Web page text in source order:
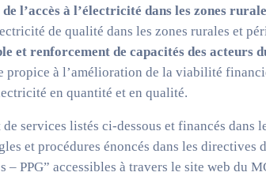
l’accès à l’électricité dans les zones
de qualité dans les zones rurales et
et renforcement de capacités des acteurs
propice à l’amélioration de la viabilité
en quantité et en qualité.
services listés ci-dessous et financés dans
et procédures énoncés dans les directives
– PPG” accessibles à travers le site web du